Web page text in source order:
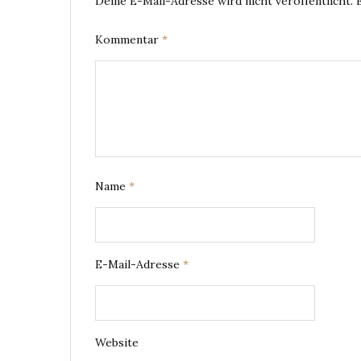
Kommentar *
Name *
E-Mail-Adresse *
Website